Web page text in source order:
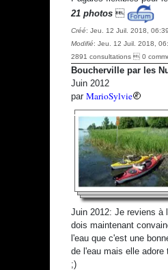
21 photos
Créé: Jeu. 12 Juil. 2018, 06:39
Modifié: Jeu. 12 Juil. 2018,
2891 consultations  0
Boucherville par les
Juin 2012
par MarioSylvie
Juin 2012: Je reviens à
dois maintenant
l'eau que c'est une
de l'eau mais elle adore
;)